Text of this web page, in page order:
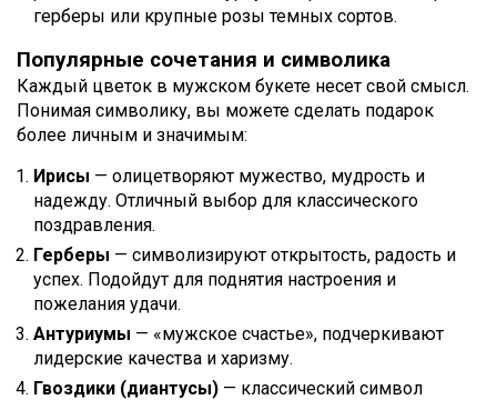
герберы или крупные розы темных сортов.
Популярные сочетания и символика
Каждый цветок в мужском букете несет свой смысл.
Понимая символику, вы можете сделать подарок
более личным и значимым:
Ирисы — олицетворяют мужество, мудрость и
надежду. Отличный выбор для классического
поздравления.
Герберы — символизируют открытость, радость и
успех. Подойдут для поднятия настроения и
пожелания удачи.
Антуриумы — «мужское счастье», подчеркивают
лидерские качества и харизму.
Гвоздики (диантусы) — классический символ